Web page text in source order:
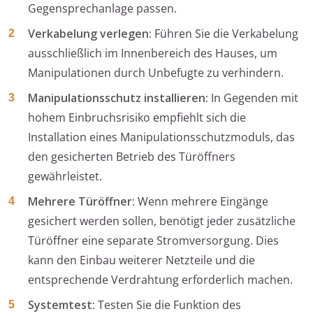
Gegensprechanlage passen.
Verkabelung verlegen: Führen Sie die Verkabelung
ausschließlich im Innenbereich des Hauses, um
Manipulationen durch Unbefugte zu verhindern.
Manipulationsschutz installieren: In Gegenden mit
hohem Einbruchsrisiko empfiehlt sich die
Installation eines Manipulationsschutzmoduls, das
den gesicherten Betrieb des Türöffners
gewährleistet.
Mehrere Türöffner: Wenn mehrere Eingänge
gesichert werden sollen, benötigt jeder zusätzliche
Türöffner eine separate Stromversorgung. Dies
kann den Einbau weiterer Netzteile und die
entsprechende Verdrahtung erforderlich machen.
Systemtest: Testen Sie die Funktion des